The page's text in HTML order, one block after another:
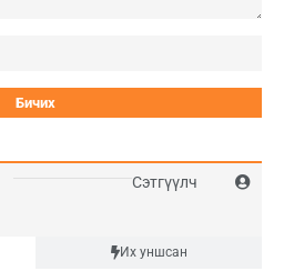
Сэтгүүлч
Их уншсан